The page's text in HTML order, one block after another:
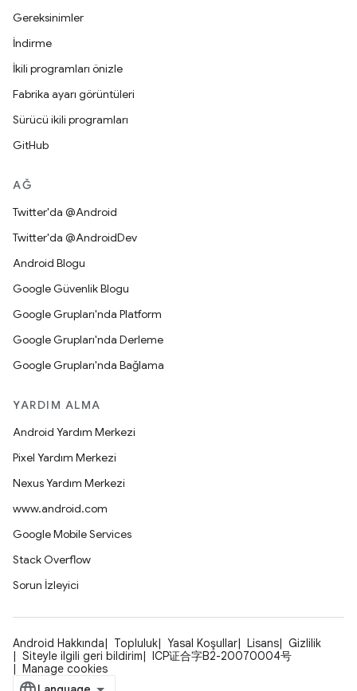
Gereksinimler
İndirme
İkili programları önizle
Fabrika ayarı görüntüleri
Sürücü ikili programları
GitHub
AĞ
Twitter'da @Android
Twitter'da @AndroidDev
Android Blogu
Google Güvenlik Blogu
Google Grupları'nda Platform
Google Grupları'nda Derleme
Google Grupları'nda Bağlama
YARDIM ALMA
Android Yardım Merkezi
Pixel Yardım Merkezi
Nexus Yardım Merkezi
www.android.com
Google Mobile Services
Stack Overflow
Sorun İzleyici
Android Hakkında Topluluk Yasal Koşullar Lisans
Gizlilik
Siteyle ilgili geri bildirim
ICP证合字B2-20070004号
Manage cookies